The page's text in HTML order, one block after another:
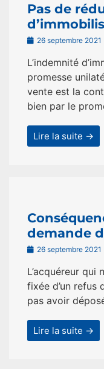
Pas de
26 septembre 2021
L’indemnité
promesse
vente est la
bien par le
Lire la suite →
demande
26 septembre 2021
L’acquéreur
fixée d’un refus
pas avoir
Lire la suite →